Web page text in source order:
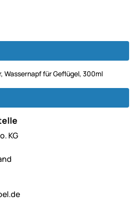
Wassernapf für Geflügel, 300ml
KG